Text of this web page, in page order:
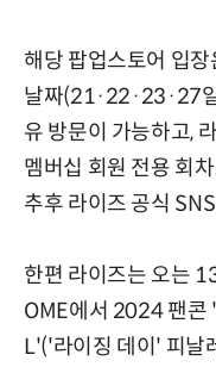
해당 팝업스토어 입
날짜(21·22·23·27
유 방문이 가능하고,
멤버십 회원 전용 회
추후 라이즈 공식
한편 라이즈는 오는
OME에서 2024 팬콘
L'('라이징 데이' 피날